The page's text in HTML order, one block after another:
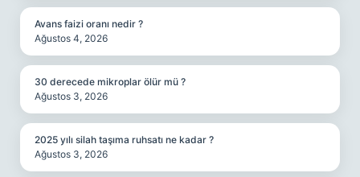
Avans faizi oranı nedir ?
Ağustos 4, 2026
30 derecede mikroplar ölür mü ?
Ağustos 3, 2026
2025 yılı silah taşıma ruhsatı ne kadar ?
Ağustos 3, 2026